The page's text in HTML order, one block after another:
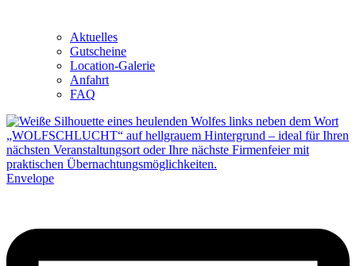
Aktuelles
Gutscheine
Location-Galerie
Anfahrt
FAQ
Envelope